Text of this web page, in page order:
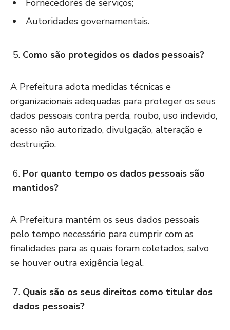
Fornecedores de serviços;
Autoridades governamentais.
Como são protegidos os dados pessoais?
A Prefeitura adota medidas técnicas e
organizacionais adequadas para proteger os seus
dados pessoais contra perda, roubo, uso indevido,
acesso não autorizado, divulgação, alteração e
destruição.
Por quanto tempo os dados pessoais são
mantidos?
A Prefeitura mantém os seus dados pessoais
pelo tempo necessário para cumprir com as
finalidades para as quais foram coletados, salvo
se houver outra exigência legal.
Quais são os seus direitos como titular dos
dados pessoais?